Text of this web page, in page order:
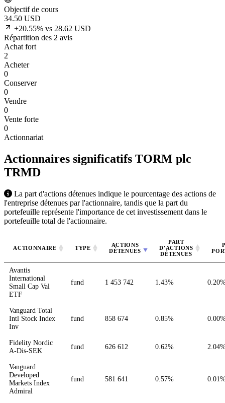
Objectif de cours
34.50 USD
+20.55% vs 28.62 USD
Répartition des 2 avis
Achat fort
2
Acheter
0
Conserver
0
Vendre
0
Vente forte
0
Actionnariat
Actionnaires significatifs TORM plc
TRMD
La part d'actions détenues indique le pourcentage des actions de
l'entreprise détenues par l'actionnaire, tandis que la part du
portefeuille représente l'importance de cet investissement dans le
portefeuille total de l'actionnaire.
ACTIONNAIRE TYPE
ACTIONS
DÉTENUES
PART
D'ACTIONS
DÉTENUES
Avantis
International
Small Cap Val
ETF
fund 1 453 742 1.43%
Vanguard Total
Intl Stock Index
Inv
fund 858 674 0.85%
Fidelity Nordic
A-Dis-SEK
fund 626 612 0.62%
Vanguard
Developed
Markets Index
Admiral
fund 581 641 0.57%